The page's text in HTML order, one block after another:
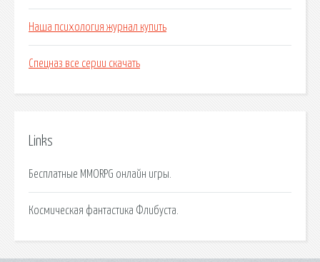
Наша психология журнал купить
Спецназ все серии скачать
Links
Бесплатные MMORPG онлайн игры.
Космическая фантастика Флибуста.